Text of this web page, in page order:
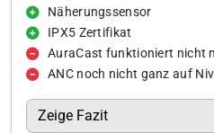
Näherungssensor
IPX5 Zertifikat
AuraCast funktioniert nicht
ANC noch nicht ganz auf
Zeige Fazit